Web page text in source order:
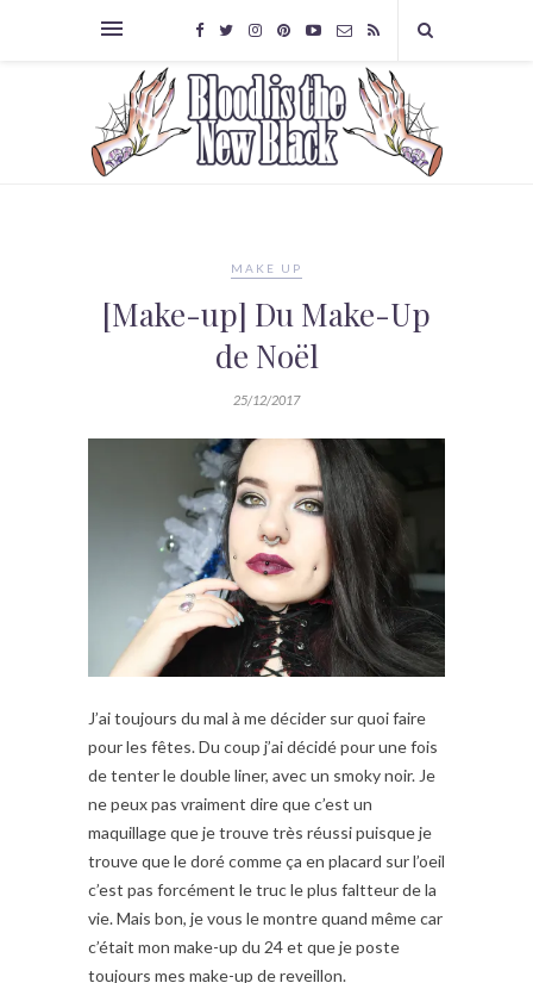
MAKE UP
[Make-up] Du Make-Up
de Noël
25/12/2017
J’ai toujours du mal à me décider sur quoi faire
pour les fêtes. Du coup j’ai décidé pour une fois
de tenter le double liner, avec un smoky noir. Je
ne peux pas vraiment dire que c’est un
maquillage que je trouve très réussi puisque je
trouve que le doré comme ça en placard sur l’oeil
c’est pas forcément le truc le plus faltteur de la
vie. Mais bon, je vous le montre quand même car
c’était mon make-up du 24 et que je poste
toujours mes make-up de reveillon.